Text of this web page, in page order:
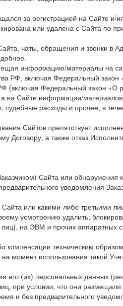
за регистрацией на Сайте и/
или удалена с Сайта по
чаты, обращения и звонки в
информацию/материалы на
РФ, включая Федеральный
(включая Федеральный закон
Сайте информации/
расходы и прочее, в
Сайтов препятствует
Договору, а также отказ
Сайта или
уведомления
или какими-либо третьими
усмотрению удалить,
на ЭВМ и прочих аппаратных
техническим
момент использования такой
его (их) персональных данных
при условии, что они
и без предварительного